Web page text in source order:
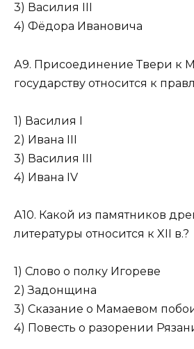
3) Василия III
4) Фёдора Ивановича
А9. Присоединение Твери к
государству относится к
1) Василия I
2) Ивана III
3) Василия III
4) Ивана IV
А10. Какой из памятников
литературы относится к XII в.?
1) Слово о полку Игореве
2) Задонщина
3) Сказание о Мамаевом
4) Повесть о разорении